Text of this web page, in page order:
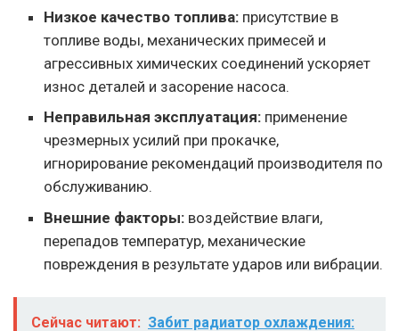
Низкое качество топлива: присутствие в
топливе воды, механических примесей и
агрессивных химических соединений ускоряет
износ деталей и засорение насоса.
Неправильная эксплуатация: применение
чрезмерных усилий при прокачке,
игнорирование рекомендаций производителя по
обслуживанию.
Внешние факторы: воздействие влаги,
перепадов температур, механические
повреждения в результате ударов или вибрации.
Сейчас читают: Забит радиатор охлаждения: